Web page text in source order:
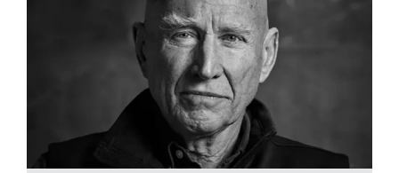
La foto del mese
Cerca
per: